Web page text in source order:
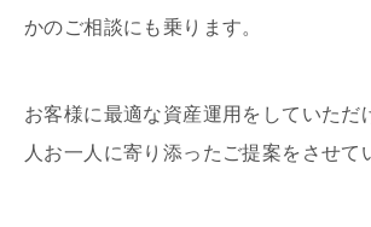
かのご相談にも乗ります。
お客様に最適な資産運用をしていただ
人お一人に寄り添ったご提案をさせて